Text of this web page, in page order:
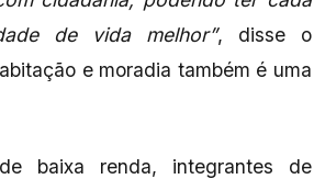
de vida melhor”, disse o
e moradia também é uma
baixa renda, integrantes de